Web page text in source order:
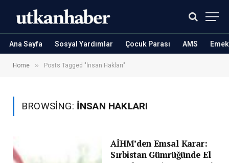
Ana Sayfa Sosyal Yardımlar Çocuk Parası AMS
Home » Posts Tagged "İnsan Hakları"
BROWSING: İNSAN HAKLARI
AİHM’den Emsal Karar:
Sırbistan Gümrüğünde El